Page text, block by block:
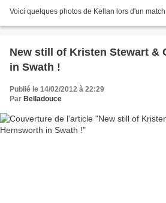
Voici quelques photos de Kellan lors d'un
New still of Kristen Stewart &
in Swath !
Publié le 14/02/2012 à 22:29
Par Belladouce